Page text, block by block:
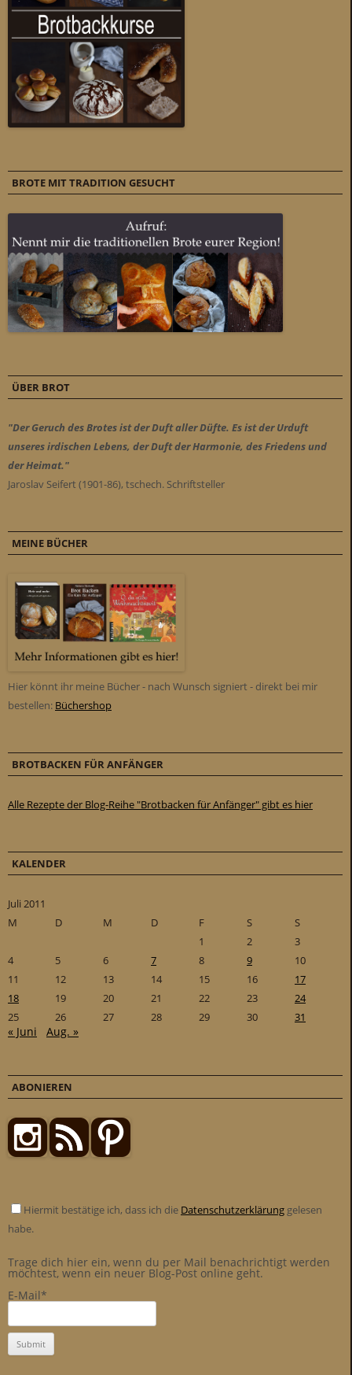
BROTE MIT TRADITION GESUCHT
ÜBER BROT
"Der Geruch des Brotes ist der Duft aller Düfte. Es ist der Urduft
unseres irdischen Lebens, der Duft der Harmonie, des Friedens und
der Heimat."
Jaroslav Seifert (1901-86), tschech. Schriftsteller
MEINE BÜCHER
Hier könnt ihr meine Bücher - nach Wunsch signiert - direkt bei mir
bestellen: Büchershop
BROTBACKEN FÜR ANFÄNGER
Alle Rezepte der Blog-Reihe "Brotbacken für Anfänger" gibt es hier
KALENDER
Juli 2011
M
D M D F S
S
1
2
3
4
5 6 7 8 9
10
11
12 13 14 15 16
17
18
19 20 21 22 23
24
25
26 27 28 29 30 31
« Juni Aug. »
ABONIEREN
Hiermit bestätige ich, dass ich die Datenschutzerklärung gelesen
habe.
Trage dich hier ein, wenn du per Mail benachrichtigt werden
möchtest, wenn ein neuer Blog-Post online geht.
E-Mail*